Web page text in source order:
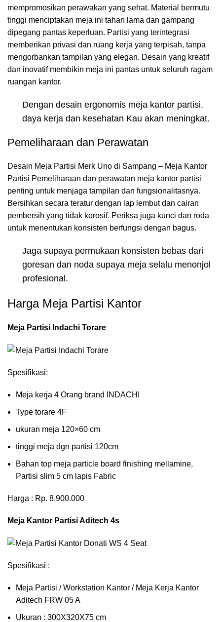
mempromosikan perawakan yang sehat. Material bermutu
tinggi menciptakan meja ini tahan lama dan gampang
dipegang pantas keperluan. Partisi yang terintegrasi
memberikan privasi dan ruang kerja yang terpisah, tanpa
mengorbankan tampilan yang elegan. Desain yang kreatif
dan inovatif membikin meja ini pantas untuk seluruh ragam
ruangan kantor.
Dengan desain ergonomis meja kantor partisi,
daya kerja dan kesehatan Kau akan meningkat.
Pemeliharaan dan Perawatan
Desain Meja Partisi Merk Uno di Sampang – Meja Kantor
Partisi Pemeliharaan dan perawatan meja kantor partisi
penting untuk menjaga tampilan dan fungsionalitasnya.
Bersihkan secara teratur dengan lap lembut dan cairan
pembersih yang tidak korosif. Periksa juga kunci dan roda
untuk menentukan konsisten berfungsi dengan bagus.
Jaga supaya permukaan konsisten bebas dari
goresan dan noda supaya meja selalu menonjol
profesional.
Harga Meja Partisi Kantor
Meja Partisi Indachi Torare
Spesifikasi:
Meja kerja 4 Orang brand INDACHI
Type torare 4F
ukuran meja 120×60 cm
tinggi meja dgn partisi 120cm
Bahan top meja particle board finishing mellamine,
Partisi slim 5 cm lapis Fabric
Harga : Rp. 8.900.000
Meja Kantor Partisi Aditech 4s
Spesifikasi :
Meja Partisi / Workstation Kantor / Meja Kerja Kantor
Aditech FRW 05 A
Ukuran : 300X320X75 cm